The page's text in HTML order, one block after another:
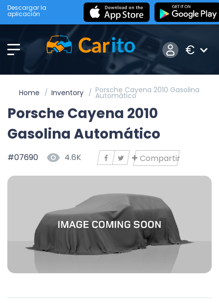
Descargar la
aplicación
€
Home Inventory Porsche Cayena 2010 Gasolina
Automático
Porsche Cayena 2010
Gasolina Automático
#07690 4.6K Compartir